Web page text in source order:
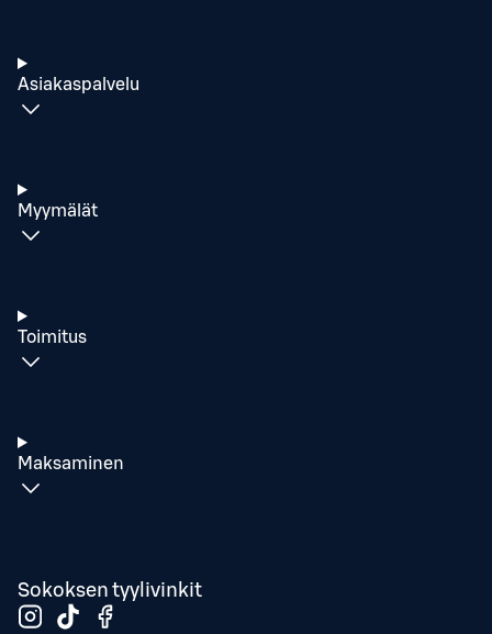
Asiakaspalvelu
Myymälät
Toimitus
Maksaminen
Sokoksen tyylivinkit